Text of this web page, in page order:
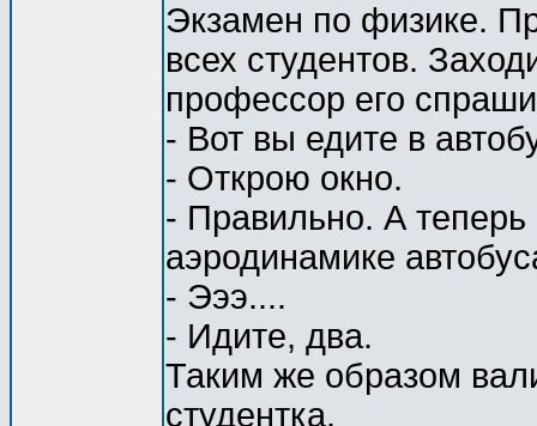
Экзамен по физике.
всех студентов.
профессор его
- Вот вы едите в
- Открою окно.
- Правильно. А теперь
аэродинамике
- Эээ....
- Идите, два.
Таким же образом
студентка.